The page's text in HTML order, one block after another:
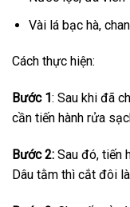
Vài lá bạc hà,
Cách thực hiện:
Bước 1: Sau khi đã
cần tiến hành rửa
Bước 2: Sau đó, tiến
Dâu tằm thì cắt đôi